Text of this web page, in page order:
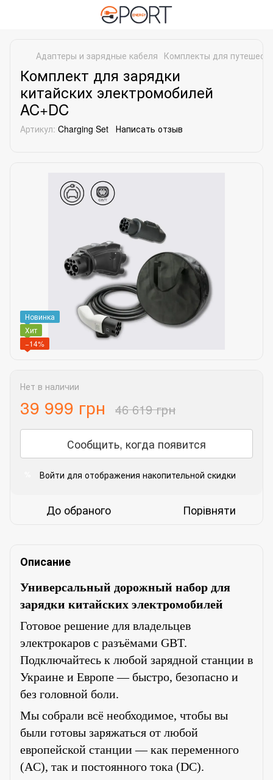
Адаптеры и зарядные кабеля Комплекты для
Комплект для зарядки
китайских электромобилей
AC+DC
Артикул: Charging Set Написать отзыв
Новинка
Хит
−14%
Нет в наличии
39 999 грн 46 619 грн
Сообщить, когда появится
Войти для отображения накопительной скидки
До обраного Порівняти
Описание
Универсальный дорожный набор для
зарядки китайских электромобилей
Готовое решение для владельцев
электрокаров с разъёмами GBT.
Подключайтесь к любой зарядной станции в
Украине и Европе — быстро, безопасно и
без головной боли.
Мы собрали всё необходимое, чтобы вы
были готовы заряжаться от любой
европейской станции — как переменного
(AC), так и постоянного тока (DC).